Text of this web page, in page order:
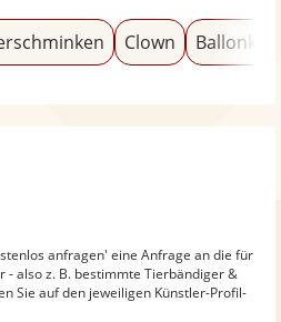
Clown
anfragen' eine Anfrage an die für
- also z. B. bestimmte Tierbändiger &
Sie auf den jeweiligen Künstler-Profil-